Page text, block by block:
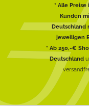
* Alle Preise
Kunden
Deutschland
jeweiligen
* Ab 250,-€
Deutschland